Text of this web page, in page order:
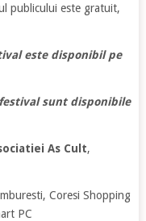
publicului este gratuit,
este disponibil pe
sunt disponibile
As Cult,
Coresi Shopping
PC